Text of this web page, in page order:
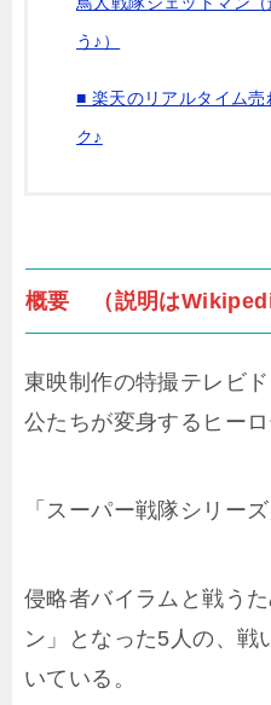
う♪）
■ 楽天のリアルタイム
ク♪
概要 （説明は
東映制作の特撮テレビ
公たちが変身するヒーロ
「スーパー戦隊シリー
侵略者バイラムと戦う
ン」となった5人の、戦
いている。